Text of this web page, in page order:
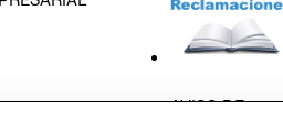
AVISO DE